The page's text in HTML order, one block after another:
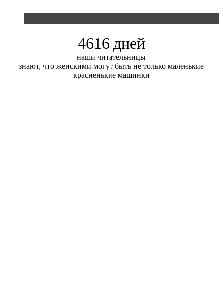
4616 дней
наши читательницы
знают, что женскими могут быть не только маленькие
красненькие машинки